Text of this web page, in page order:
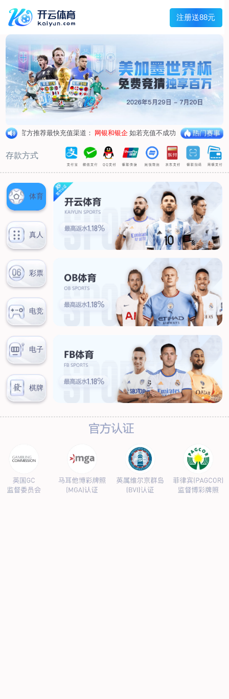
首页
关于我们
荣誉资质
合作伙伴
产品中心
烤箱纸
蜡纸
防油纸
糖果包装纸
汉堡包装纸
包肉纸
吸油纸
新闻展示
公司新闻
行业资讯
联系我们
联系方式
客户留言
扫码咨询